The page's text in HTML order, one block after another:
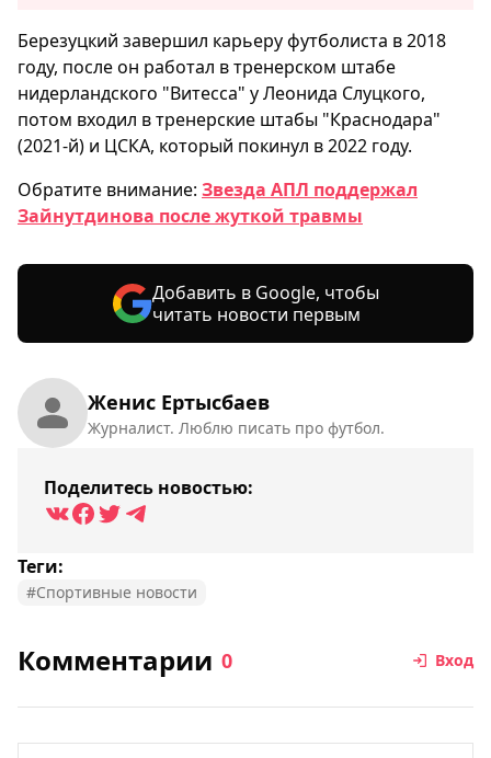
Женис Ертысбаев
Журналист. Люблю писать про футбол.
Поделитесь новостью:
Теги:
#Спортивные новости
Березуцкий завершил карьеру футболиста в 2018
году, после он работал в тренерском штабе
нидерландского "Витесса" у Леонида Слуцкого,
потом входил в тренерские штабы "Краснодара"
(2021-й) и ЦСКА, который покинул в 2022 году.
Обратите внимание: Звезда АПЛ поддержал
Зайнутдинова после жуткой травмы
Добавить в Google, чтобы
читать новости первым
Комментарии 0 Вход